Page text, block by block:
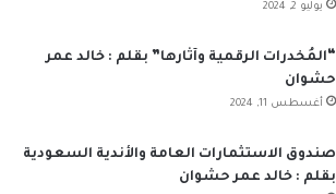
يوليو 2, 2024
“المُخدرات الرقمية وآثارها” بقلم : خالد عمر
حشوان
أغسطس 11, 2024
صندوق الاستثمارات العامة والأندية السعودية
بقلم : خالد عمر حشوان